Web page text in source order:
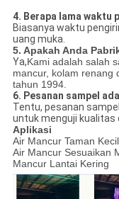
4. Berapa lama waktu
Biasanya waktu
uang muka.
5. Apakah Anda
Ya,Kami adalah salah
mancur, kolam renang
tahun 1994.
6. Pesanan sampel
Tentu, pesanan
untuk menguji kualitas
Aplikasi
Air Mancur Taman
Air Mancur Sesuaikan
Mancur Lantai Kering